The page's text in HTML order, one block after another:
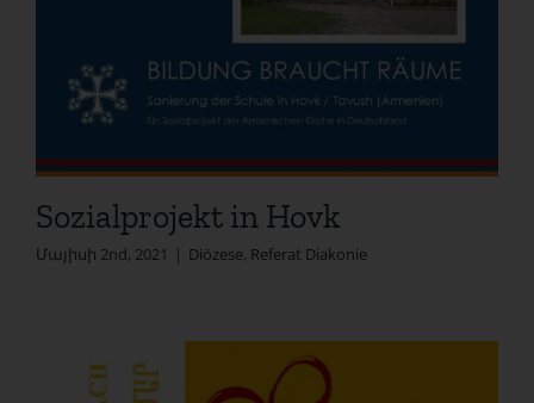
Sozialprojekt in Hovk
Մայիսի 2nd, 2021 | Diözese, Referat Diakonie